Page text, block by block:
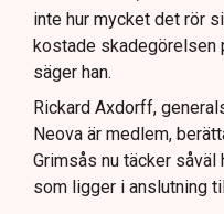
inte hur mycket det rör
kostade skadegörelsen
säger han.
Rickard Axdorff,
Neova är medlem,
Grimsås nu täcker
som ligger i anslutning